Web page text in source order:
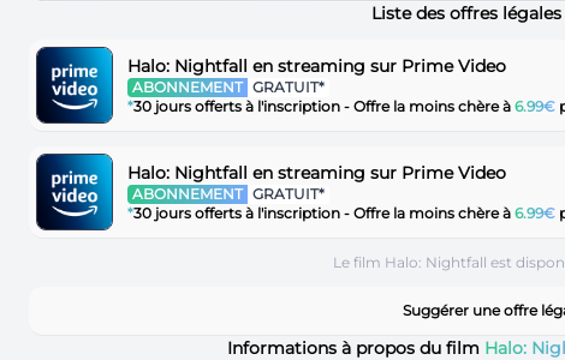
Liste des offres légales
Halo: Nightfall en streaming sur Prime Video
ABONNEMENT GRATUIT*
*30 jours offerts à l'inscription - Offre la moins chère à 6.99€
Halo: Nightfall en streaming sur Prime Video
ABONNEMENT GRATUIT*
*30 jours offerts à l'inscription - Offre la moins chère à 6.99€
Le film Halo: Nightfall est
Suggérer une offre
Informations à propos du film Halo: